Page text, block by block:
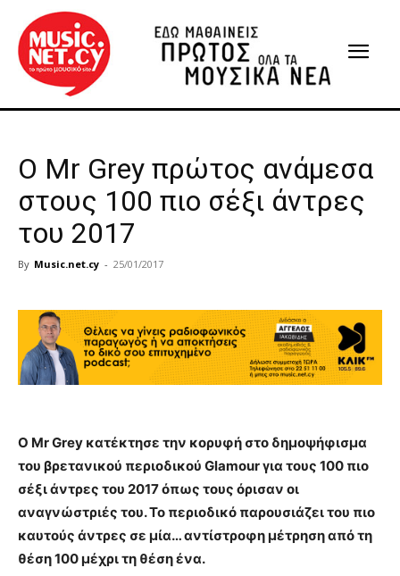
Ο Μr Grey πρώτος ανάμεσα
στους 100 πιο σέξι άντρες
του 2017
By Music.net.cy - 25/01/2017
Ο Μr Grey κατέκτησε την κορυφή στο δημοψήφισμα
του βρετανικού περιοδικού Glamour για τους 100 πιο
σέξι άντρες του 2017 όπως τους όρισαν οι
αναγνώστριές του. Το περιοδικό παρουσιάζει του πιο
καυτούς άντρες σε μία… αντίστροφη μέτρηση από τη
θέση 100 μέχρι τη θέση ένα.